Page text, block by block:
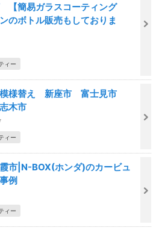
【簡易ガラスコーティング
のボトル販売もしておりま
ィー
様替え 新座市 富士見市
木市
ィー
市|N-BOX(ホンダ)のカービュ
例
ィー